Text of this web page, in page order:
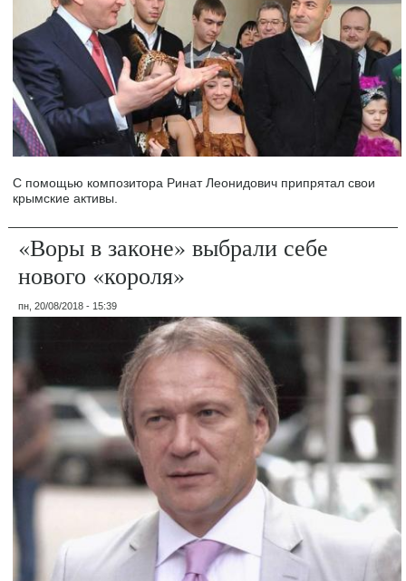
С помощью композитора Ринат Леонидович припрятал свои
крымские активы.
«Воры в законе» выбрали себе
нового «короля»
пн, 20/08/2018 - 15:39